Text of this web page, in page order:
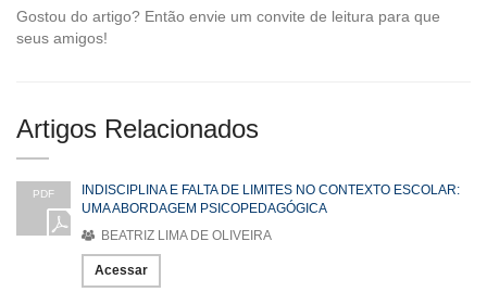
Gostou do artigo? Então envie um convite de leitura para que
seus amigos!
Artigos Relacionados
PDF
INDISCIPLINA E FALTA DE LIMITES NO CONTEXTO ESCOLAR:
UMA ABORDAGEM PSICOPEDAGÓGICA
BEATRIZ LIMA DE OLIVEIRA
Acessar